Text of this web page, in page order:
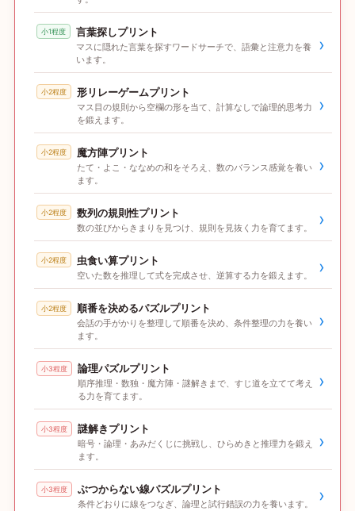
小1程度 言葉探しプリント
マスに隠れた言葉を探すワードサーチで、語彙と注意力を養
います。
›
小2程度 形リレーゲームプリント
マス目の規則から空欄の形を当て、計算なしで論理的思考力
を鍛えます。
›
小2程度 魔方陣プリント
たて・よこ・ななめの和をそろえ、数のバランス感覚を養い
ます。
›
小2程度 数列の規則性プリント
数の並びからきまりを見つけ、規則を見抜く力を育てます。 ›
小2程度 虫食い算プリント
空いた数を推理して式を完成させ、逆算する力を鍛えます。 ›
小2程度 順番を決めるパズルプリント
会話の手がかりを整理して順番を決め、条件整理の力を養い
ます。
›
小3程度 論理パズルプリント
順序推理・数独・魔方陣・謎解きまで、すじ道を立てて考え
る力を育てます。
›
小3程度 謎解きプリント
暗号・論理・あみだくじに挑戦し、ひらめきと推理力を鍛え
ます。
›
小3程度 ぶつからない線パズルプリント
条件どおりに線をつなぎ、論理と試行錯誤の力を養います。 ›